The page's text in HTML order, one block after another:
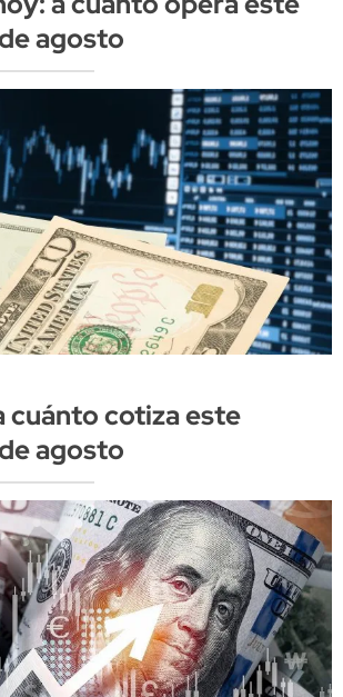
agosto
cuánto cotiza este
agosto